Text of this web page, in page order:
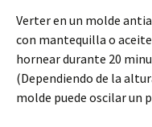
Verter en un molde
con mantequilla o
hornear durante 20
(Dependiendo de la
molde puede oscilar un